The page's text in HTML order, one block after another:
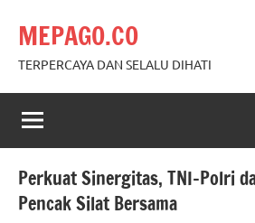
content
MEPAGO.CO
TERPERCAYA DAN SELALU DIHATI
Perkuat Sinergitas, TNI-Polri
Pencak Silat Bersama